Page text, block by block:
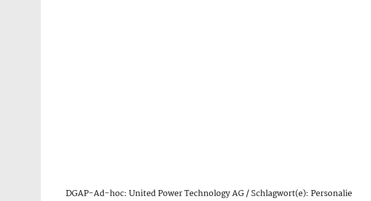
DGAP-Ad-hoc: United Power Technology AG / Schlagwort(e): Personalie